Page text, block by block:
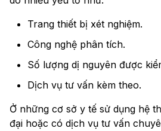
Trang thiết bị xét nghiệm.
Công nghệ phân tích.
Số lượng dị nguyên được
Dịch vụ tư vấn kèm theo.
Ở những cơ sở y tế sử dụng hệ
đại hoặc có dịch vụ tư vấn